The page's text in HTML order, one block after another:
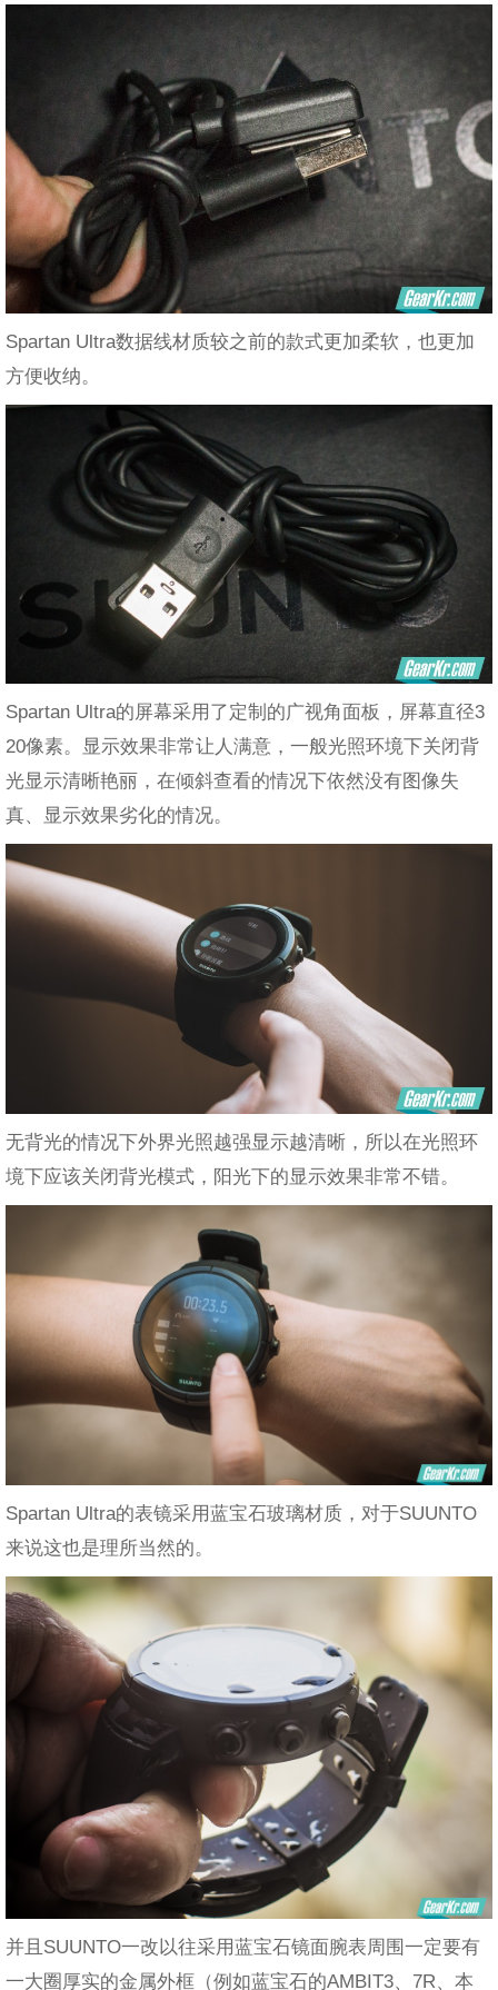
Spartan Ultra数据线材质较之前的款式更加柔软，也更加
方便收纳。
Spartan Ultra的屏幕采用了定制的广视角面板，屏幕直径3
20像素。显示效果非常让人满意，一般光照环境下关闭背
光显示清晰艳丽，在倾斜查看的情况下依然没有图像失
真、显示效果劣化的情况。
无背光的情况下外界光照越强显示越清晰，所以在光照环
境下应该关闭背光模式，阳光下的显示效果非常不错。
Spartan Ultra的表镜采用蓝宝石玻璃材质，对于SUUNTO
来说这也是理所当然的。
并且SUUNTO一改以往采用蓝宝石镜面腕表周围一定要有
一大圈厚实的金属外框（例如蓝宝石的AMBIT3、7R、本